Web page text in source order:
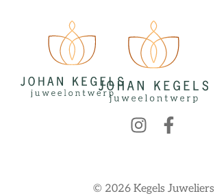
© 2026 Kegels Juweliers